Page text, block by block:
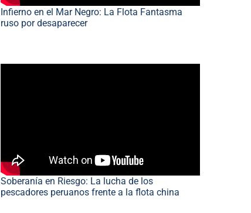
Infierno en el Mar Negro: La Flota Fantasma
ruso por desaparecer
Soberanía en Riesgo: La lucha de los
pescadores peruanos frente a la flota china